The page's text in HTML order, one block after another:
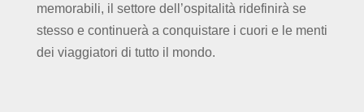
memorabili, il settore dell’ospitalità ridefinirà se
stesso e continuerà a conquistare i cuori e le menti
dei viaggiatori di tutto il mondo.